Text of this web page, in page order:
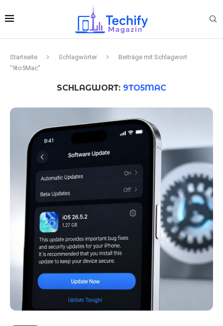
Startseite Schlagwörter
Beiträge mit Schlagwort
"9to5Mac"
SCHLAGWORT: 9TO5MAC